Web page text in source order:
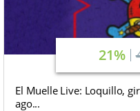
21%
El Muelle Live: Loquillo,
ago...